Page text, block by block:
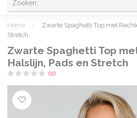
Home /
Zwarte Spaghetti Top met
Stretch
Zwarte Spaghetti Top
Halslijn, Pads en Stretch
(0)